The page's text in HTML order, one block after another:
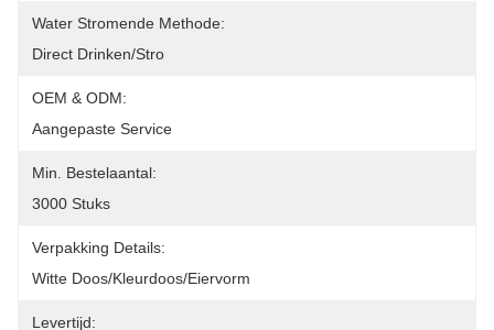
Water Stromende Methode:
Direct Drinken/stro
OEM & ODM:
Aangepaste Service
Min. Bestelaantal:
3000 Stuks
Verpakking Details:
Witte Doos/kleurdoos/eiervorm
Levertijd: